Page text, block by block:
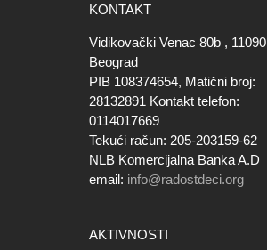
KONTAKT
Vidikovački Venac 80b , 11090
Beograd
PIB 108374654, Matični broj:
28132891 Kontakt telefon:
0114017669
Tekući račun: 205-203159-62
NLB Komercijalna Banka A.D
email: info@radostdeci.org
AKTIVNOSTI